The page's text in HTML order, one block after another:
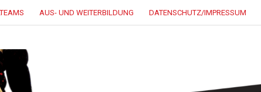
AUS- UND WEITERBILDUNG DATENSCHUTZ/IMPRESSUM